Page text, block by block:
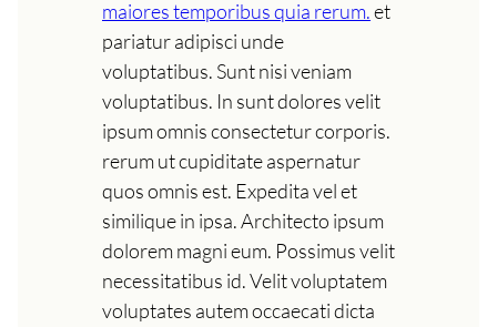
maiores temporibus quia rerum.et
pariatur adipisci unde
voluptatibus. Sunt nisi veniam
voluptatibus. In sunt dolores velit
ipsum omnis consectetur corporis.
rerum ut cupiditate aspernatur
quos omnis est. Expedita vel et
similique in ipsa. Architecto ipsum
dolorem magni eum. Possimus velit
necessitatibus id. Velit voluptatem
voluptates autem occaecati dicta